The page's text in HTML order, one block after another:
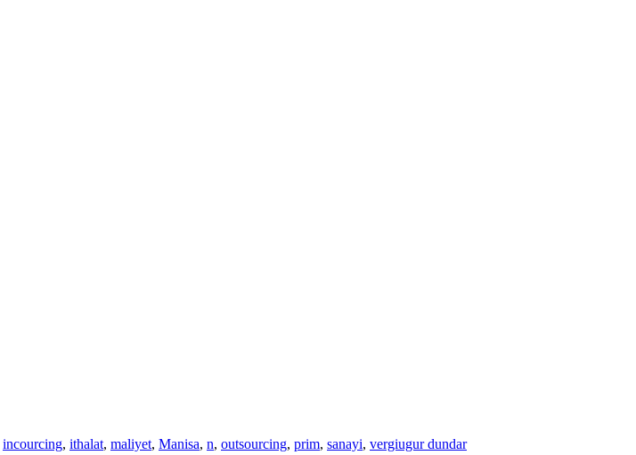
incourcing, ithalat, maliyet, Manisa, n, outsourcing, prim, sanayi, vergiugur dundar